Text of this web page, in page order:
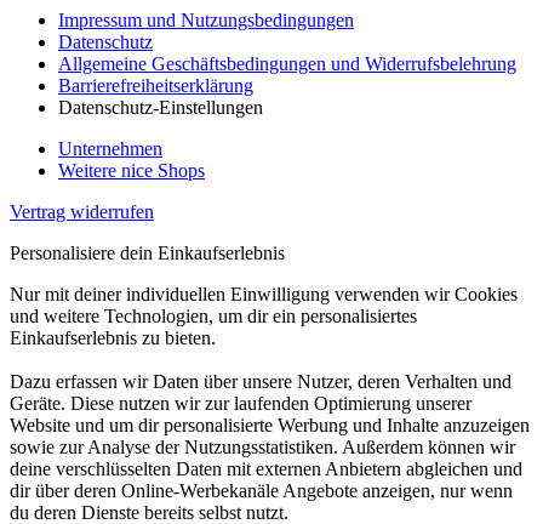
Impressum und Nutzungsbedingungen
Datenschutz
Allgemeine Geschäftsbedingungen und Widerrufsbelehrung
Barrierefreiheitserklärung
Datenschutz-Einstellungen
Unternehmen
Weitere nice Shops
Vertrag widerrufen
Personalisiere dein Einkaufserlebnis
Nur mit deiner individuellen Einwilligung verwenden wir Cookies
und weitere Technologien, um dir ein personalisiertes
Einkaufserlebnis zu bieten.
Dazu erfassen wir Daten über unsere Nutzer, deren Verhalten und
Geräte. Diese nutzen wir zur laufenden Optimierung unserer
Website und um dir personalisierte Werbung und Inhalte anzuzeigen
sowie zur Analyse der Nutzungsstatistiken. Außerdem können wir
deine verschlüsselten Daten mit externen Anbietern abgleichen und
dir über deren Online-Werbekanäle Angebote anzeigen, nur wenn
du deren Dienste bereits selbst nutzt.